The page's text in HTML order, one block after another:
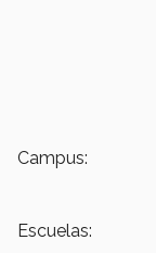
Campus:
Escuelas: